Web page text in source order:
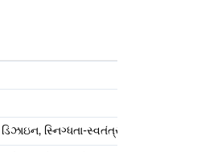
સ્નિગ્ધતા-સ્વતંત્ર